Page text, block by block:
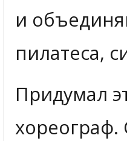
и
пилатеса,
Придумал
хореограф.